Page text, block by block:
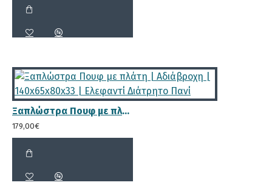
Ξαπλώστρα Πουφ με πλάτη | Αδιάβροχη | 140x65x80x33 | Ελεφαντί Διάτρητο Πανί
179,00€